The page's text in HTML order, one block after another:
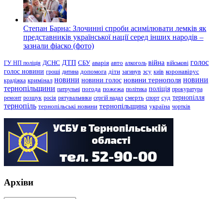
Степан Барна: Злочинні спроби асимілювати лемків як
представників української нації серед інших народів –
зазнали фіаско (фото)
ГУ НП поліція ДСНС ДТП СБУ аварія авто алкоголь війна військові голос
голос новини гроші дитина допомога діти загинув зсу київ коронавірус
крадіжка кримінал новини новини голос новини тернополя новини
тернопільщини патрульні погода пожежа політика поліція прокуратура
ремонт розшук росія рятувальники сергій надал смерть спорт суд тернопілля
тернопіль тернопільські новини тернопільщина україна чортків
Архіви